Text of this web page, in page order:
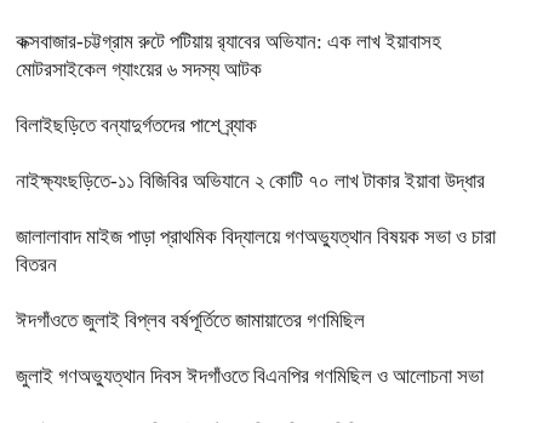
কক্সবাজার-চট্টগ্রাম রুটে পটিয়ায় র‍্যাবের অভিযান: এক লাখ ইয়াবাসহ
মোটরসাইকেল গ্যাংয়ের ৬ সদস্য আটক
বিলাইছড়িতে বন্যাদুর্গতদের পাশে ব্র্যাক
নাইক্ষ্যংছড়িতে-১১ বিজিবির অভিযানে ২ কোটি ৭০ লাখ টাকার ইয়াবা উদ্ধার
জালালাবাদ মাইজ পাড়া প্রাথমিক বিদ্যালয়ে গণঅভ্যুত্থান বিষয়ক সভা ও চারা
বিতরন
ঈদগাঁওতে জুলাই বিপ্লব বর্ষপূর্তিতে জামায়াতের গণমিছিল
জুলাই গণঅভ্যুত্থান দিবস ঈদগাঁওতে বিএনপির গণমিছিল ও আলোচনা সভা